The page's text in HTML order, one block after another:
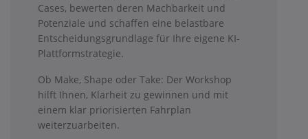
Cases, bewerten deren Machbarkeit und
Potenziale und schaffen eine belastbare
Entscheidungsgrundlage für Ihre eigene KI-
Plattformstrategie.
Ob Make, Shape oder Take: Der Workshop
hilft Ihnen, Klarheit zu gewinnen und mit
einem klar priorisierten Fahrplan
weiterzuarbeiten.